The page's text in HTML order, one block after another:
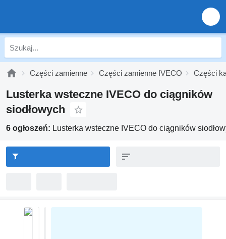
Części zamienne Części zamienne IVECO Części
Lusterka wsteczne IVECO do ciągników
siodłowych
6 ogłoszeń: Lusterka wsteczne IVECO do ciągników